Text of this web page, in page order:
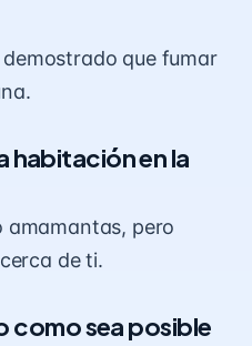
que fumar
habitación en la
amamantas, pero
de ti.
como sea posible